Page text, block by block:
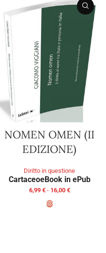
NOMEN OMEN (II
EDIZIONE)
Diritto in questione
CartaceoeBook in ePub
6,99 € - 16,00 €